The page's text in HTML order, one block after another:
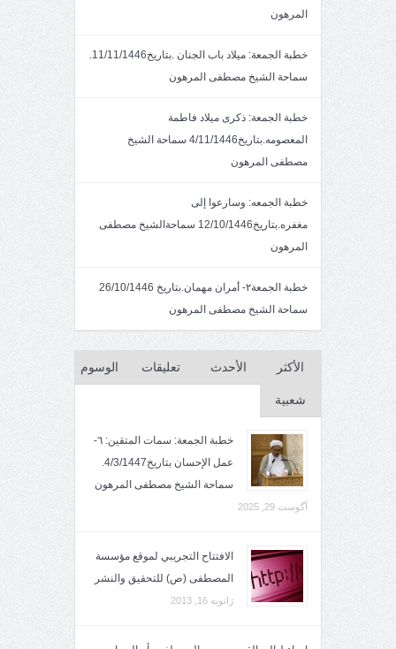
المرهون
خطبة الجمعة: ميلاد باب الجنان .بتاريخ11/11/1446.
سماحة الشيخ مصطفى المرهون
خطبة الجمعة: ذكرى ميلاد فاطمة
المعصومه.بتاريخ4/11/1446 سماحة الشيخ
مصطفى المرهون
خطبة الجمعه: وسارعوا إلى
مغفره.بتاريخ12/10/1446 سماحةالشيخ مصطفى
المرهون
خطبة الجمعة٢- أمران مهمان.بتاريخ 26/10/1446
سماحة الشيخ مصطفى المرهون
الأكثر
شعبية
الأحدث تعليقات الوسوم
خطبة الجمعة: سمات المتقين: ٦-
عمل الإحسان بتاريخ4/3/1447.
سماحة الشيخ مصطفى المرهون
آگوست 29, 2025
الافتتاح التجريبي لموقع مؤسسة
المصطفى (ص) للتحقيق والنشر
ژانویه 16, 2013